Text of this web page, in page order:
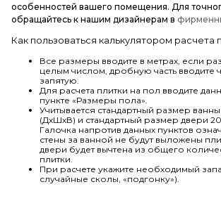
особенностей вашего помещения. Для
обращайтесь к нашим дизайнерам в
Как пользоваться калькулятором расчета
Все размеры вводите в метрах, если
целым числом, дробную часть вводите
запятую.
Для расчета плитки на пол вводите
пункте «Размеры пола».
Учитывается стандартный размер
(ДхШхВ) и стандартный размер двери
Галочка напротив данных пунктов
стены за ванной не будут выложены
двери будет вычтена из общего
плитки.
При расчете укажите необходимый
случайные сколы, «подгонку»).